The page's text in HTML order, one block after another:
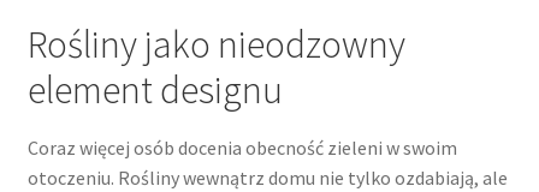
Rośliny jako nieodzowny
element designu
Coraz więcej osób docenia obecność zieleni w swoim
otoczeniu. Rośliny wewnątrz domu nie tylko ozdabiają, ale